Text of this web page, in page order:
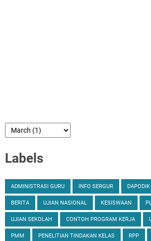
Labels
ADMINISTRASI GURU INFO SERGUR DAPODIK
BERITA UJIAN NASIONAL KESISWAAN
UJIAN SEKOLAH CONTOH PROGRAM KERJA
PMM PENELITIAN TINDAKAN KELAS RPP